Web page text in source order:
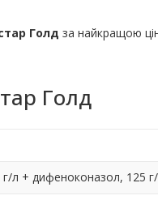
Голд за найкращою
Голд
г/л + дифеноконазол, 125